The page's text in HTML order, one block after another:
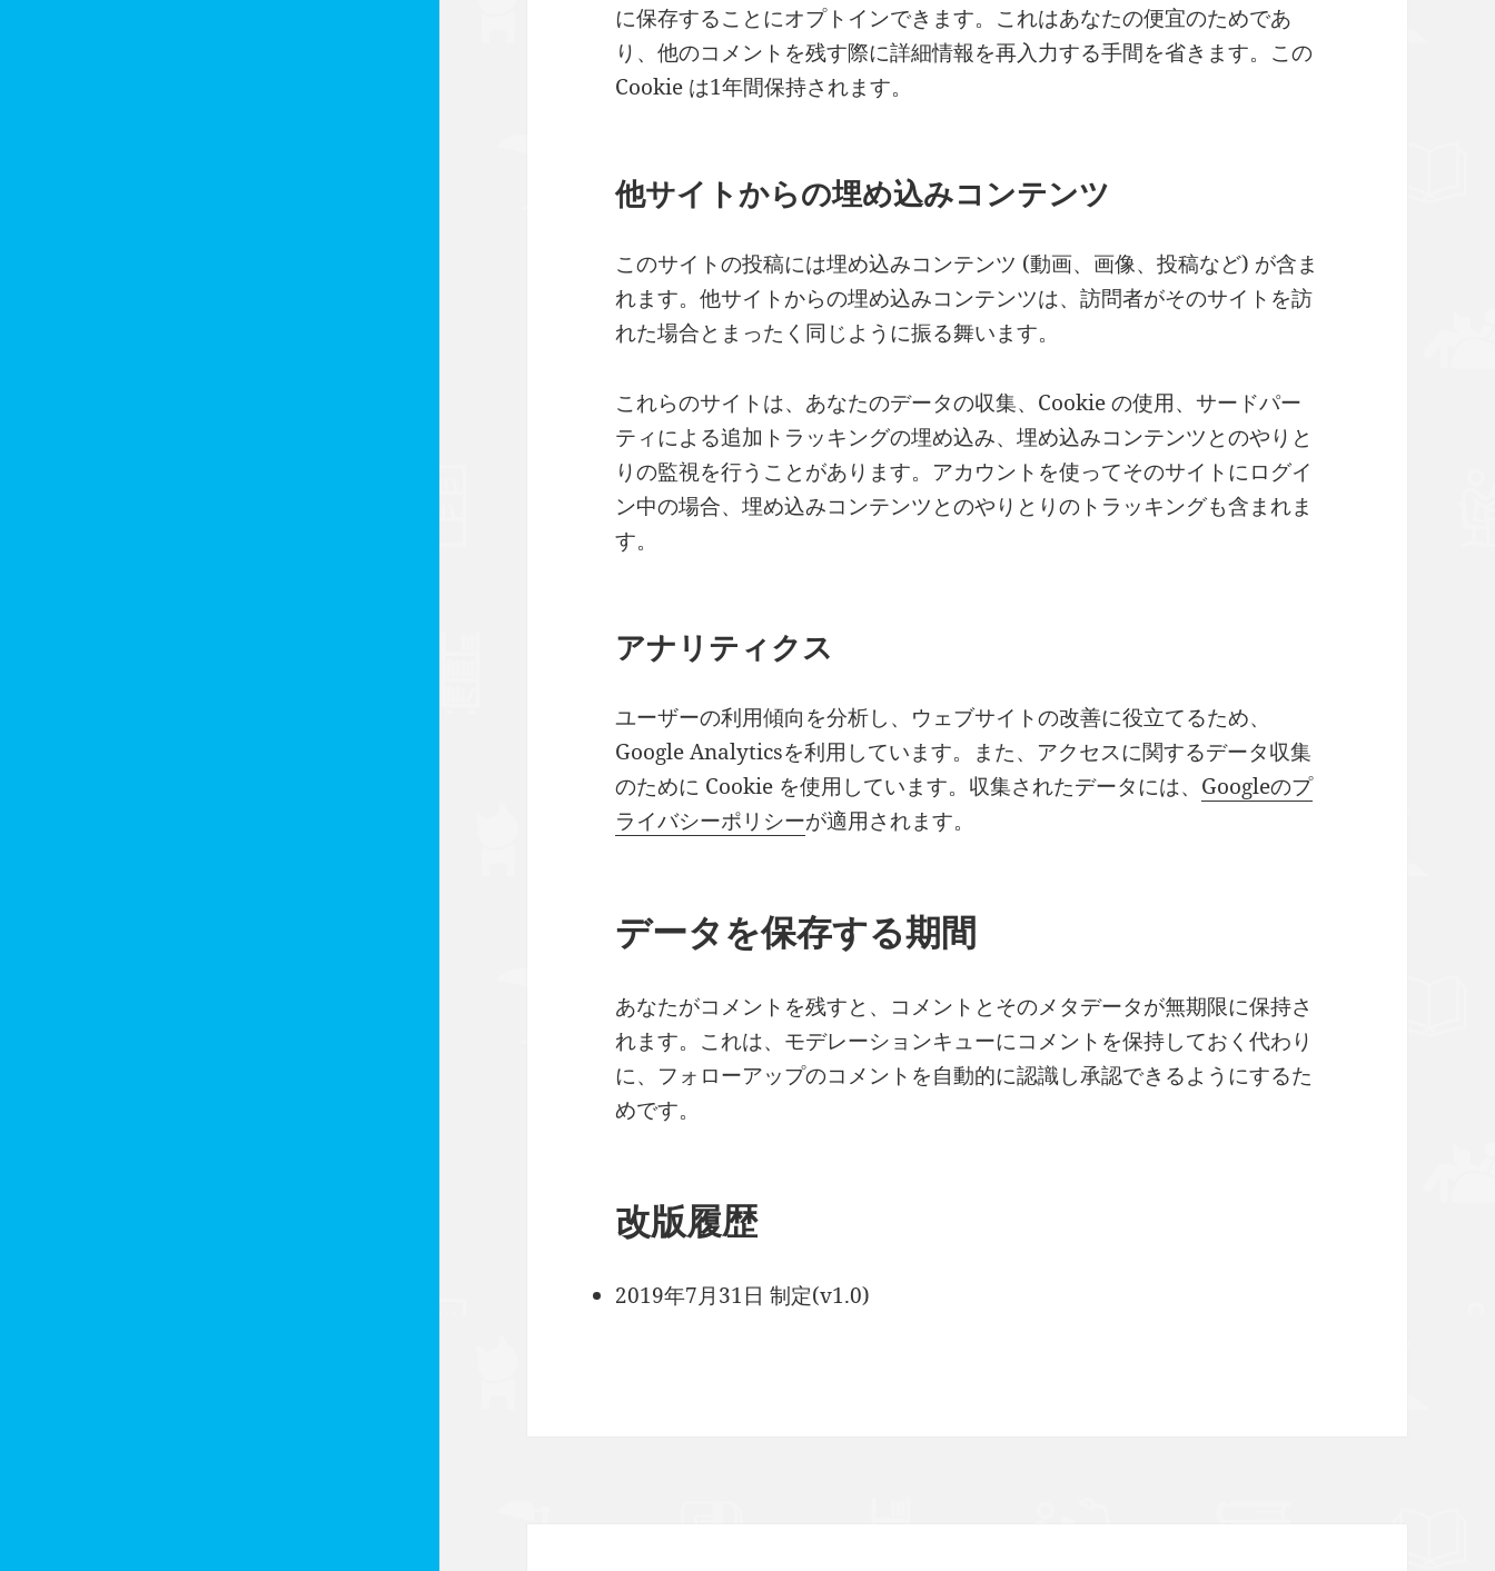
に保存することにオプトインできます。これはあなたの便宜のためであ
り、他のコメントを残す際に詳細情報を再入力する手間を省きます。この
Cookie は1年間保持されます。
他サイトからの埋め込みコンテンツ
このサイトの投稿には埋め込みコンテンツ (動画、画像、投稿など) が含ま
れます。他サイトからの埋め込みコンテンツは、訪問者がそのサイトを訪
れた場合とまったく同じように振る舞います。
これらのサイトは、あなたのデータの収集、Cookie の使用、サードパー
ティによる追加トラッキングの埋め込み、埋め込みコンテンツとのやりと
りの監視を行うことがあります。アカウントを使ってそのサイトにログイ
ン中の場合、埋め込みコンテンツとのやりとりのトラッキングも含まれま
す。
アナリティクス
ユーザーの利用傾向を分析し、ウェブサイトの改善に役立てるため、
Google Analyticsを利用しています。また、アクセスに関するデータ収集
のために Cookie を使用しています。収集されたデータには、 Googleのプ
ライバシーポリシーが適用されます。
データを保存する期間
あなたがコメントを残すと、コメントとそのメタデータが無期限に保持さ
れます。これは、モデレーションキューにコメントを保持しておく代わり
に、フォローアップのコメントを自動的に認識し承認できるようにするた
めです。
改版履歴
2019年7月31日 制定(v1.0)